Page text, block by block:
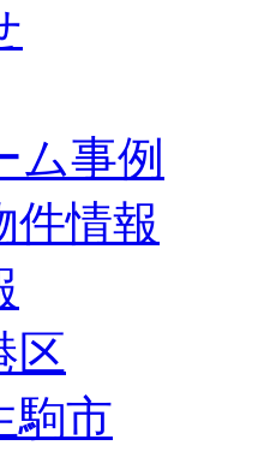
ム事例
件情報
区
駒市